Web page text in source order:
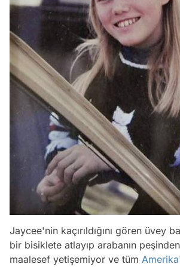
Jaycee'nin kaçırıldığını gören üvey
bir bisiklete atlayıp arabanın
maalesef yetişemiyor ve tüm Amerika